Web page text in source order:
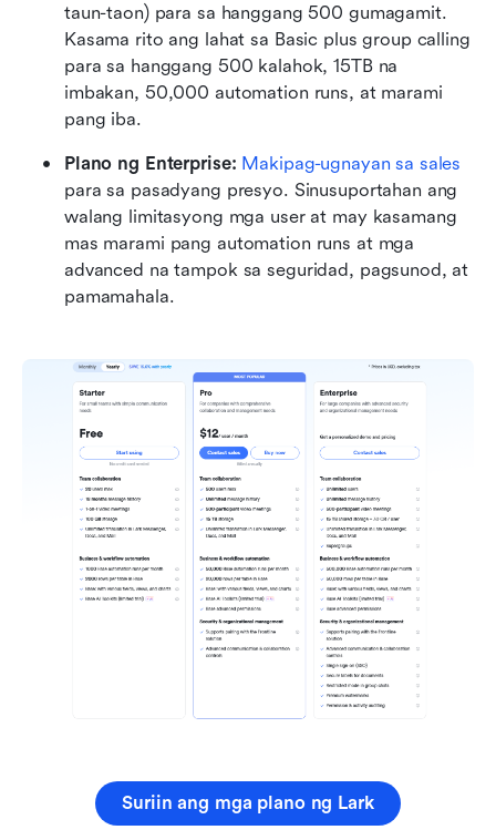
taun-taon) para sa hanggang 500 gumagamit.
Kasama rito ang lahat sa Basic plus group calling
para sa hanggang 500 kalahok, 15TB na
imbakan, 50,000 automation runs, at marami
pang iba.
Plano ng Enterprise: Makipag-ugnayan sa sales
para sa pasadyang presyo. Sinusuportahan ang
walang limitasyong mga user at may kasamang
mas marami pang automation runs at mga
advanced na tampok sa seguridad, pagsunod, at
pamamahala.
Suriin ang mga plano ng Lark